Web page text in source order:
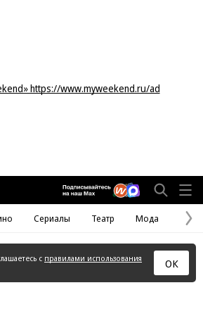
https://www.myweekend.ru/ad
Сериалы Театр Мода
с правилами использования
ОК